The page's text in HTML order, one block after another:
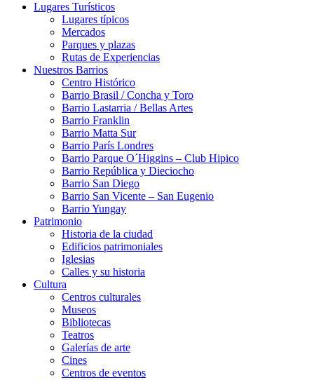
Lugares Turísticos
Lugares tí­picos
Mercados
Parques y plazas
Rutas de Experiencias
Nuestros Barrios
Centro Histórico
Barrio Brasil / Concha y Toro
Barrio Lastarria / Bellas Artes
Barrio Franklin
Barrio Matta Sur
Barrio Parí­s Londres
Barrio Parque O´Higgins – Club Hipico
Barrio República y Dieciocho
Barrio San Diego
Barrio San Vicente – San Eugenio
Barrio Yungay
Patrimonio
Historia de la ciudad
Edificios patrimoniales
Iglesias
Calles y su historia
Cultura
Centros culturales
Museos
Bibliotecas
Teatros
Galerí­as de arte
Cines
Centros de eventos